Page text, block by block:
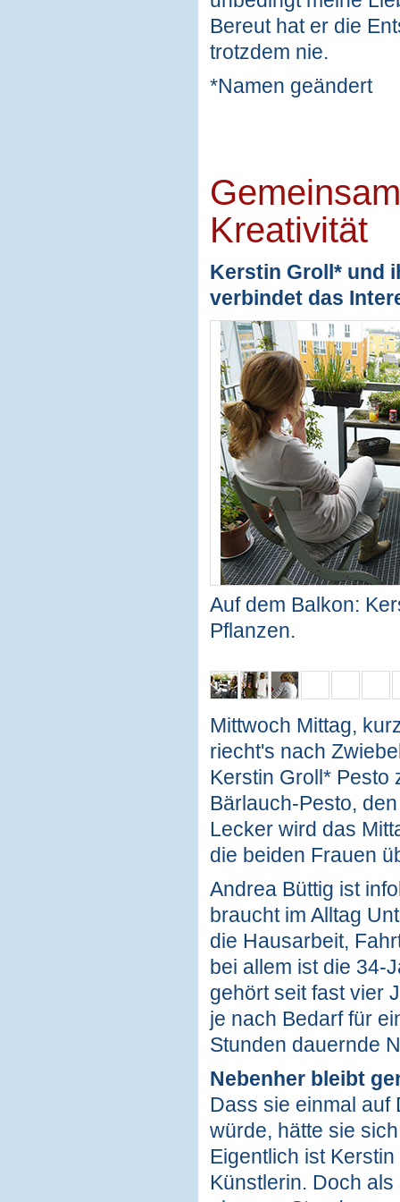
Bereut hat er die
trotzdem nie.
*Namen geändert
Kreativität
Kerstin Groll* und
verbindet das
Auf dem Balkon:
Pflanzen.
Mittwoch Mittag,
riecht's nach
Kerstin Groll* Pesto
Bärlauch-Pesto,
Lecker wird das
die beiden Frauen
Andrea Büttig ist
braucht im Alltag
die Hausarbeit,
bei allem ist die 34-
gehört seit fast vier
je nach Bedarf für
Stunden dauernde
Nebenher bleibt
Dass sie einmal auf
würde, hätte sie
Eigentlich ist
Künstlerin. Doch